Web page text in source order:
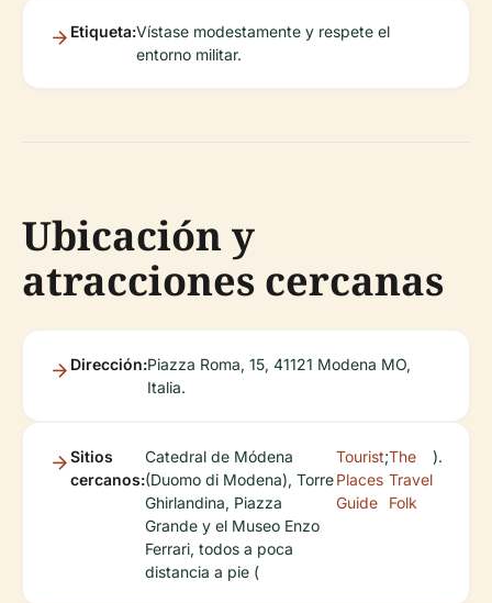
Etiqueta:Vístase modestamente y respete el
entorno militar.
Ubicación y
atracciones cercanas
Dirección:Piazza Roma, 15, 41121 Modena MO,
Italia.
Sitios
cercanos:
Catedral de Módena
(Duomo di Modena), Torre
Ghirlandina, Piazza
Grande y el Museo Enzo
Ferrari, todos a poca
distancia a pie (
Tourist
Places
Guide
;The
Travel
Folk
).